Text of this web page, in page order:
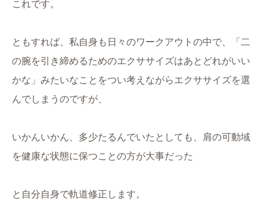
これです。
ともすれば、私自身も日々のワークアウトの中で、「二
の腕を引き締めるためのエクササイズはあとどれがいい
かな」みたいなことをつい考えながらエクササイズを選
んでしまうのですが、
いかんいかん、多少たるんでいたとしても、肩の可動域
を健康な状態に保つことの方が大事だった
と自分自身で軌道修正します。